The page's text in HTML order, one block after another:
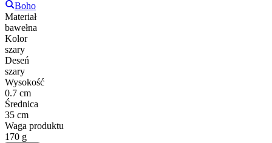
Boho
Materiał
bawełna
Kolor
szary
Deseń
szary
Wysokość
0.7 cm
Średnica
35 cm
Waga produktu
170 g